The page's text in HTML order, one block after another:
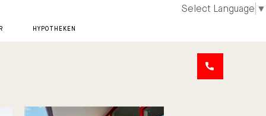
Select Language ▼
HYPOTHEKEN